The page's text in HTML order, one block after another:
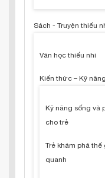
Sách - Truyện thiếu
Văn học thiếu nhi
Kiến thức – Kỹ
Kỹ năng sống và
cho trẻ
Trẻ khám phá
quanh